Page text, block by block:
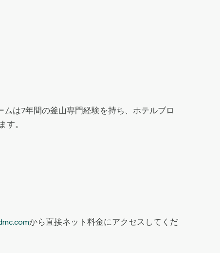
は7年間の釜山専門経験を持ち、ホテルブロ
。
から直接ネット料金にアクセスしてくだ